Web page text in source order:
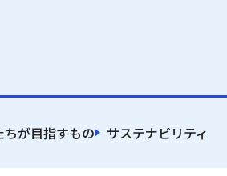
ちが目指すもの サステナビリティ